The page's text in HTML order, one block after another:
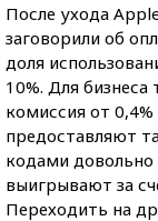
После ухода
заговорили об
доля
10%. Для бизнеса
комиссия от
предоставляют
кодами довольно
выигрывают за
Переходить на